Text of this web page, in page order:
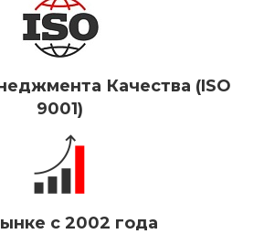
Качества (ISO
9001)
с 2002 года